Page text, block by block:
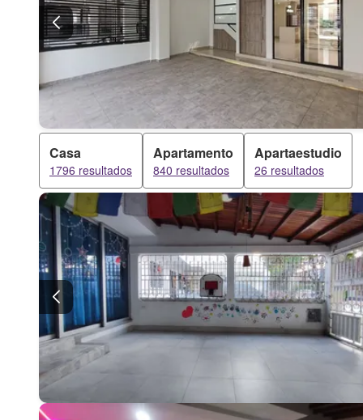
Casa
1796 resultados
Apartamento
840 resultados
Apartaestudio
26 resultados